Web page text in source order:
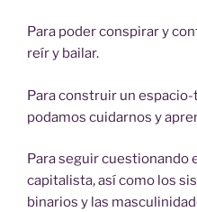
Para poder conspirar y
reír y bailar.
Para construir un
podamos cuidarnos y
Para seguir cuestionando
capitalista, así como los
binarios y las